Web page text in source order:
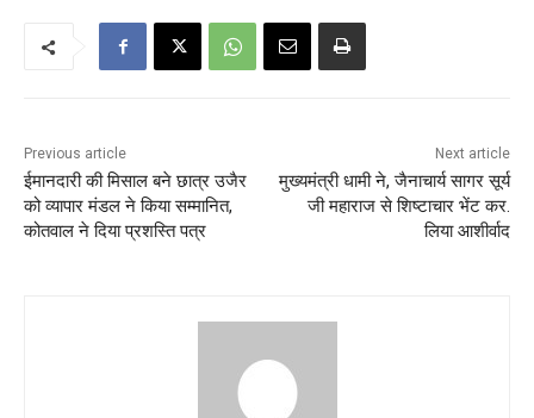
Previous article
ईमानदारी की मिसाल बने छात्र उजैर
को व्यापार मंडल ने किया सम्मानित,
कोतवाल ने दिया प्रशस्ति पत्र
Next article
मुख्यमंत्री धामी ने, जैनाचार्य सागर सूर्य
जी महाराज से शिष्टाचार भेंट कर.
लिया आशीर्वाद